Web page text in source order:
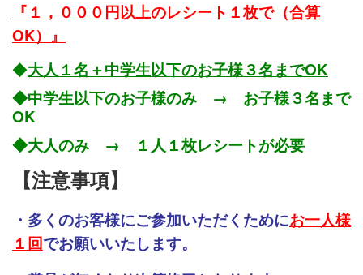
『１，０００円以上のレシート１枚で（合算
OK）』
◆大人１名＋中学生以下のお子様３名までOK
◆中学生以下のお子様のみ → お子様３名まで
OK
◆大人のみ → １人１枚レシートが必要
【注意事項】
・多くのお客様にご参加いただくためにお一人様
１回でお願いいたします。